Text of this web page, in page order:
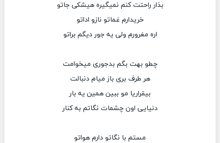
بذار راحتت کنم نمیگیره هیشکی جاتو
خریدارم غماتو نازو اداتو
اره مغرورم ولی یه جور دیگم براتو
چطو بهت بگم بدجوری میخوامت
هر طرف بری باز میام دنبالت
بیقراریا مو ببین همین یه بار
دنیایی اون چشمات نگاتم به کنار
مستم با نگاتو دارم هواتو